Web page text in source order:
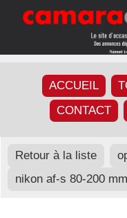
ACCUEIL
CONTACT
Retour à la liste
nikon af-s 80-200